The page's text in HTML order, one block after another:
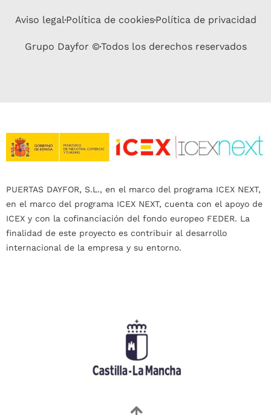
Aviso legalPolítica de cookiesPolítica de privacidad
Grupo Dayfor ©Todos los derechos reservados
PUERTAS DAYFOR, S.L., en el marco del programa ICEX NEXT,
en el marco del programa ICEX NEXT, cuenta con el apoyo de
ICEX y con la cofinanciación del fondo europeo FEDER. La
finalidad de este proyecto es contribuir al desarrollo
internacional de la empresa y su entorno.